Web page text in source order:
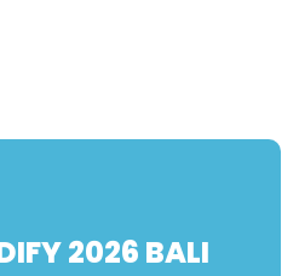
2026 BALI